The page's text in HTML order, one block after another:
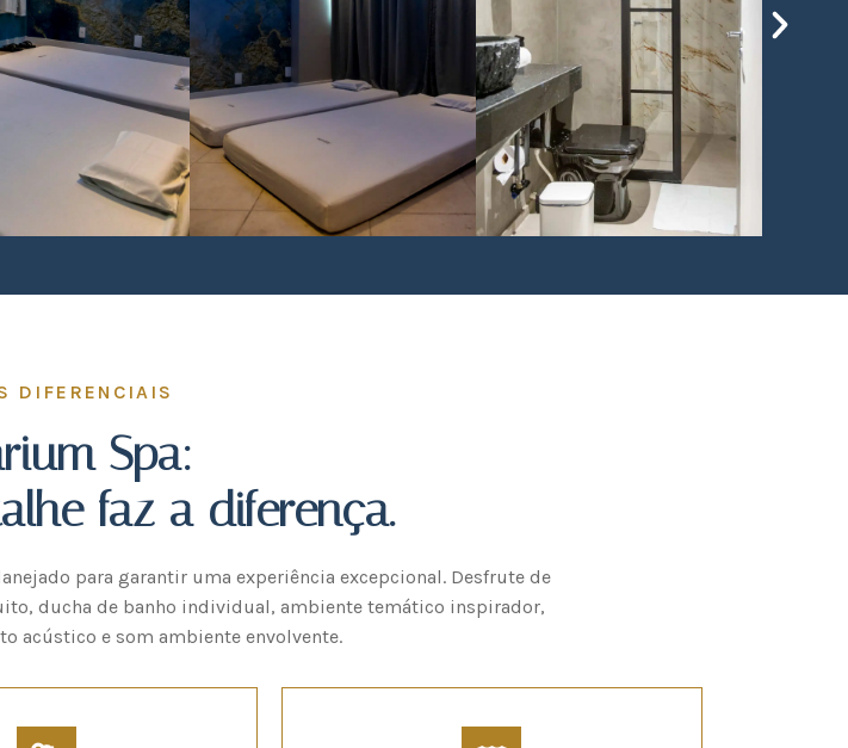
DIFERENCIAIS
Spa:
faz a diferença.
para garantir uma experiência excepcional. Desfrute de
ducha de banho individual, ambiente temático inspirador,
acústico e som ambiente envolvente.